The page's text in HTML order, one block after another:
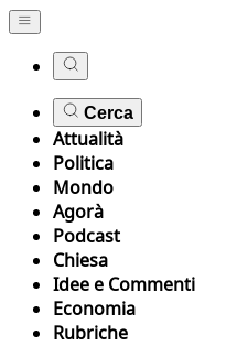
Cerca
Attualità
Politica
Mondo
Agorà
Podcast
Chiesa
Idee e Commenti
Economia
Rubriche